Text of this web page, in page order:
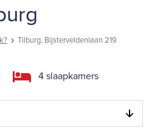
Tilburg, Bijsterveldenlaan 219
4 slaapkamers